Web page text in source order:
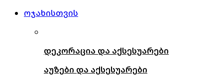
ოჯახისთვის
დეკორაცია და აქსესუარები
აუზები და აქსესუარები